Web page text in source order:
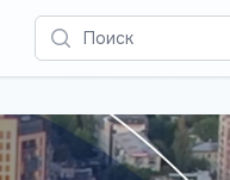
Поиск